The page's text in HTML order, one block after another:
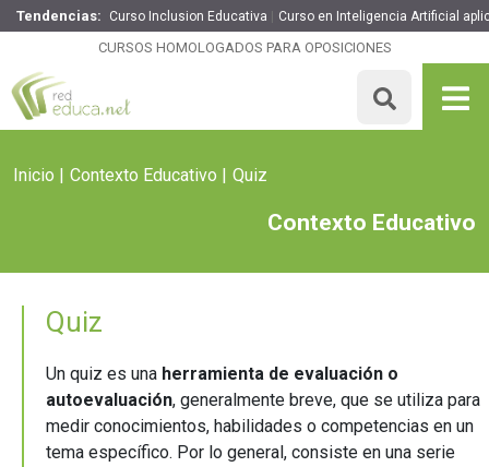
Tendencias: Curso Inclusion Educativa Curso en Inteligencia Artificial
CURSOS HOMOLOGADOS PARA OPOSICIONES
Inicio Contexto Educativo Quiz
Contexto Educativo
Quiz
Un quiz es una herramienta de evaluación o
autoevaluación, generalmente breve, que se utiliza para
medir conocimientos, habilidades o competencias en un
tema específico. Por lo general, consiste en una serie